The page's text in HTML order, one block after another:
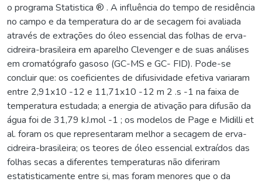
o programa Statistica ® . A influência do tempo de residência
no campo e da temperatura do ar de secagem foi avaliada
através de extrações do óleo essencial das folhas de erva-
cidreira-brasileira em aparelho Clevenger e de suas análises
em cromatógrafo gasoso (GC-MS e GC- FID). Pode-se
concluir que: os coeficientes de difusividade efetiva variaram
entre 2,91x10 -12 e 11,71x10 -12 m 2 .s -1 na faixa de
temperatura estudada; a energia de ativação para difusão da
água foi de 31,79 kJ.mol -1 ; os modelos de Page e Midilli et
al. foram os que representaram melhor a secagem de erva-
cidreira-brasileira; os teores de óleo essencial extraídos das
folhas secas a diferentes temperaturas não diferiram
estatisticamente entre si, mas foram menores que o da